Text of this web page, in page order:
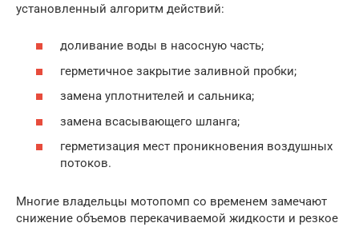
установленный алгоритм действий:
доливание воды в насосную часть;
герметичное закрытие заливной пробки;
замена уплотнителей и сальника;
замена всасывающего шланга;
герметизация мест проникновения воздушных
потоков.
Многие владельцы мотопомп со временем замечают
снижение объемов перекачиваемой жидкости и резкое